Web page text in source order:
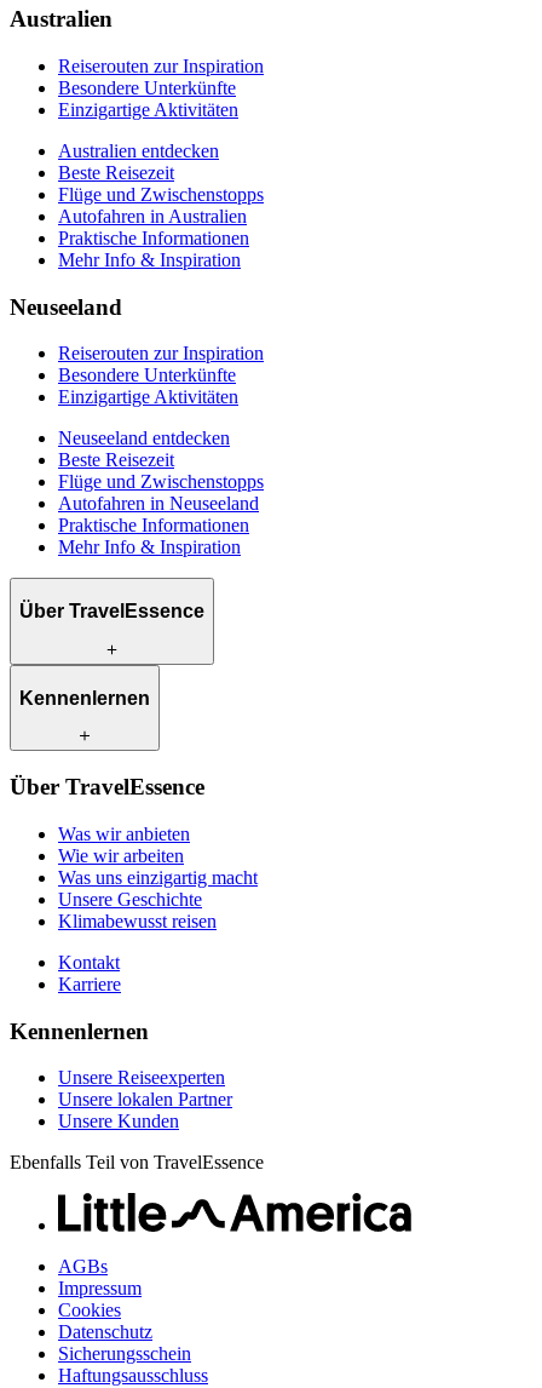
Praktische Informationen
Australien
Reiserouten zur Inspiration
Besondere Unterkünfte
Einzigartige Aktivitäten
Australien entdecken
Beste Reisezeit
Flüge und Zwischenstopps
Autofahren in Australien
Praktische Informationen
Mehr Info & Inspiration
Neuseeland
Reiserouten zur Inspiration
Besondere Unterkünfte
Einzigartige Aktivitäten
Neuseeland entdecken
Beste Reisezeit
Flüge und Zwischenstopps
Autofahren in Neuseeland
Praktische Informationen
Mehr Info & Inspiration
Über TravelEssence
Was wir anbieten
Was uns einzigartig macht
Klimabewusst reisen
Kontakt
Karriere
Kennenlernen
Unsere Reiseexperten
Unsere Kunden
Über TravelEssence
Was wir anbieten
Wie wir arbeiten
Was uns einzigartig macht
Unsere Geschichte
Klimabewusst reisen
Kontakt
Karriere
Kennenlernen
Unsere Reiseexperten
Unsere lokalen Partner
Unsere Kunden
Ebenfalls Teil von TravelEssence
AGBs
Impressum
Cookies
Datenschutz
Sicherungsschein
Haftungsausschluss